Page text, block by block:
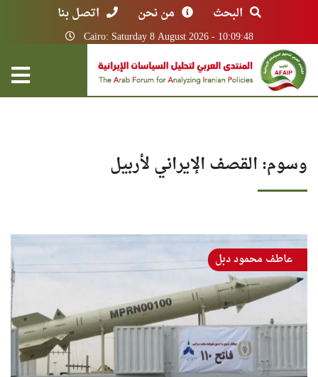
البحث من نحن اتصل بنا
Cairo: Saturday 8 August 2026 - 10:09:48
وسوم: القصف الإيراني لأربيل
عاطف محمود دبل